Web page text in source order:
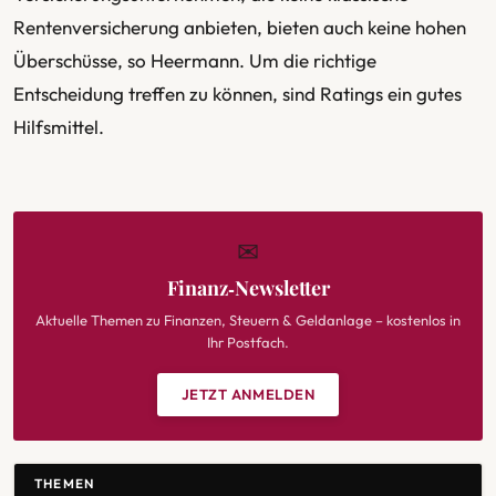
Rentenversicherung anbieten, bieten auch keine hohen
Überschüsse, so Heermann. Um die richtige
Entscheidung treffen zu können, sind Ratings ein gutes
Hilfsmittel.
✉
Finanz‑Newsletter
Aktuelle Themen zu Finanzen, Steuern & Geldanlage – kostenlos in
Ihr Postfach.
JETZT ANMELDEN
THEMEN